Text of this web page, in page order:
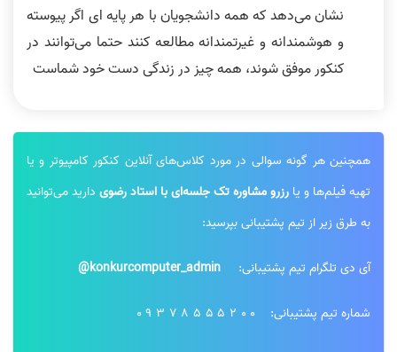
نشان می‌دهد که همه دانشجویان با هر پایه ای اگر پیوسته
و هوشمندانه و غیرتمندانه مطالعه کنند حتما می‌توانند در
کنکور موفق شوند، همه چیز در زندگی دست خود شماست
همچنین هر گونه سوالی در مورد کلاس‌های آنلاین کنکور کامپیوتر و یا
تهیه فیلم‌ها و یا رزرو مشاوره تک جلسه‌ای با استاد رضوی دارید می‌توانید
به طرق زیر از تیم پشتیبانی بپرسید:
آی دی تلگرام تیم پشتیبانی: konkurcomputer_admin@
شماره تیم پشتیبانی: 09378555200